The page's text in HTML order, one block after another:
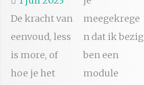
De kracht van
eenvoud, less
is more, of
hoe je het
meegekrege
n dat ik bezig
ben een
module